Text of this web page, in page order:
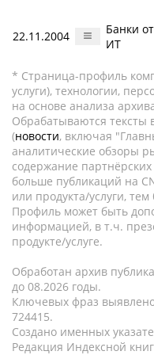
22.11.2004
Банки
ИТ
* Страница-профиль
услуги), технологии,
на основе анализа
Обрабатываются тексты
(новости, включая
аналитические обзоры
содержание
больше публикаций на
или продукта/услуги,
Профиль может быть
информацией, в т.ч.
продукте/услуге.
Обработан архив
до 08.2026 годы.
Ключевых фраз
724415.
Создано именных
Редакция Индексной